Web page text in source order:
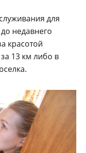
для
недавнего
красотой
13 км либо в